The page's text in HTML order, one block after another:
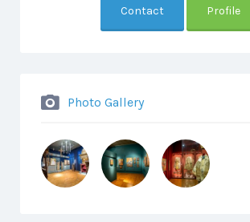
Contact Profile
Photo Gallery